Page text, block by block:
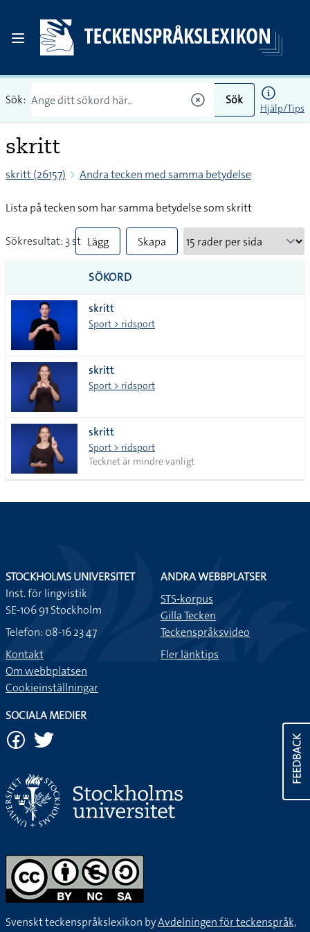
Sök: Sök
Hjälp/Tips
skritt
skritt (26157) Andra tecken med samma betydelse
Lista på tecken som har samma betydelse som skritt
Sökresultat: 3 st Lägg
till
alla i
lista
Skapa
SÖKORD
skritt
Sport > ridsport
skritt
Sport > ridsport
skritt
Sport > ridsport
Tecknet är mindre vanligt
FEEDBACK
STOCKHOLMS UNIVERSITET
Inst. för lingvistik
SE-106 91 Stockholm
Telefon: 08-16 23 47
Kontakt
Om webbplatsen
Cookieinställningar
ANDRA WEBBPLATSER
STS-korpus
Gilla Tecken
Teckenspråksvideo
Fler länktips
SOCIALA MEDIER
Svenskt teckenspråkslexikon byAvdelningen för teckenspråk,